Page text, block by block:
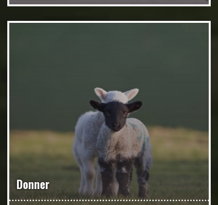
Donner